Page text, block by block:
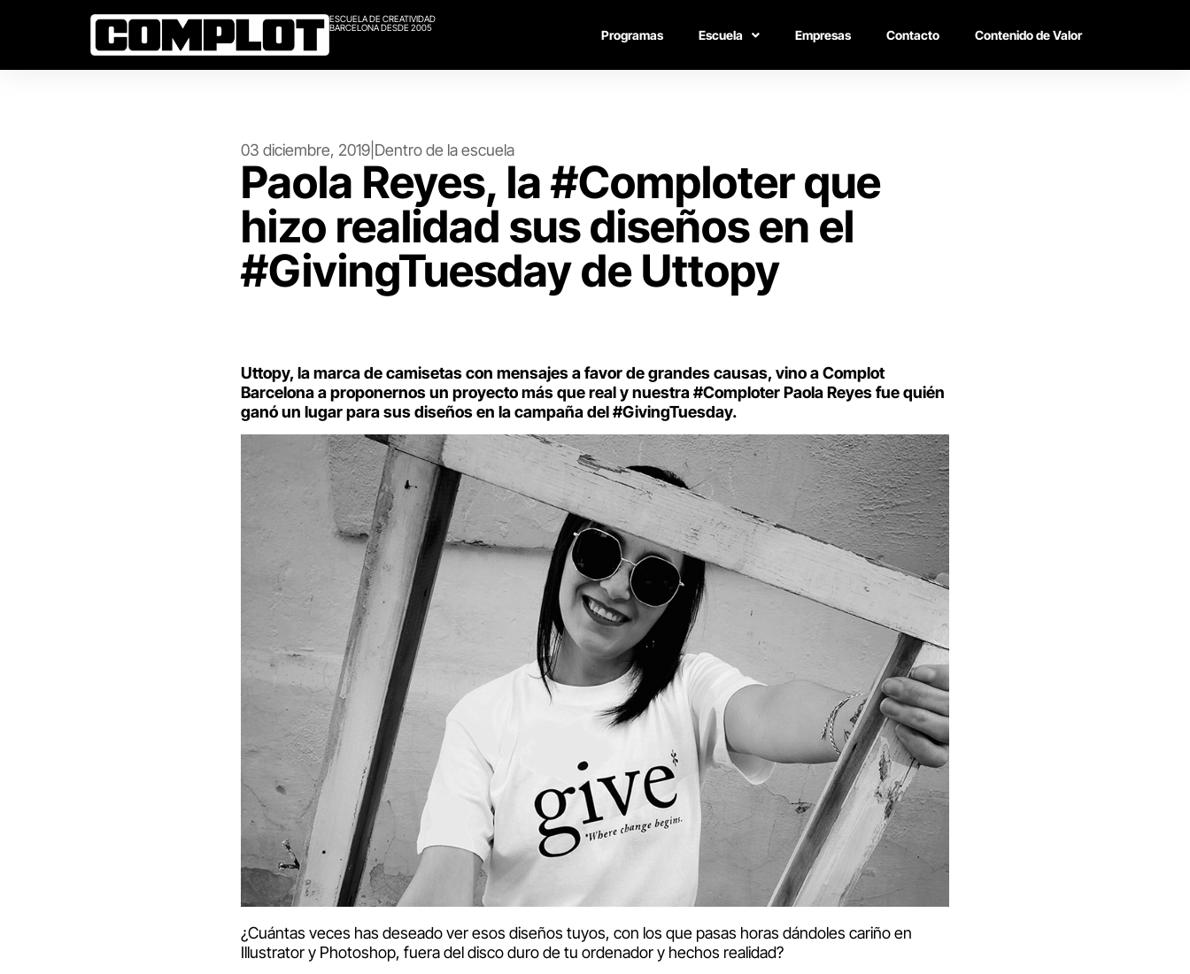
ESCUELA DE CREATIVIDAD
BARCELONA DESDE 2005
Programas Escuela Empresas Contacto Contenido de Valor
03 diciembre, 2019 Dentro de la escuela
Paola Reyes, la #Comploter que
hizo realidad sus diseños en el
#GivingTuesday de Uttopy
Uttopy, la marca de camisetas con mensajes a favor de grandes causas, vino a Complot
Barcelona a proponernos un proyecto más que real y nuestra #Comploter Paola Reyes fue quién
ganó un lugar para sus diseños en la campaña del #GivingTuesday.
¿Cuántas veces has deseado ver esos diseños tuyos, con los que pasas horas dándoles cariño en
Illustrator y Photoshop, fuera del disco duro de tu ordenador y hechos realidad?